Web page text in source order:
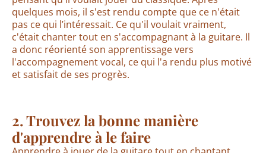
quelques mois, il s'est rendu compte que ce n'était
pas ce qui l’intéressait. Ce qu'il voulait vraiment,
c'était chanter tout en s'accompagnant à la guitare. Il
a donc réorienté son apprentissage vers
l'accompagnement vocal, ce qui l'a rendu plus motivé
et satisfait de ses progrès.
2. Trouvez la bonne manière
d'apprendre à le faire